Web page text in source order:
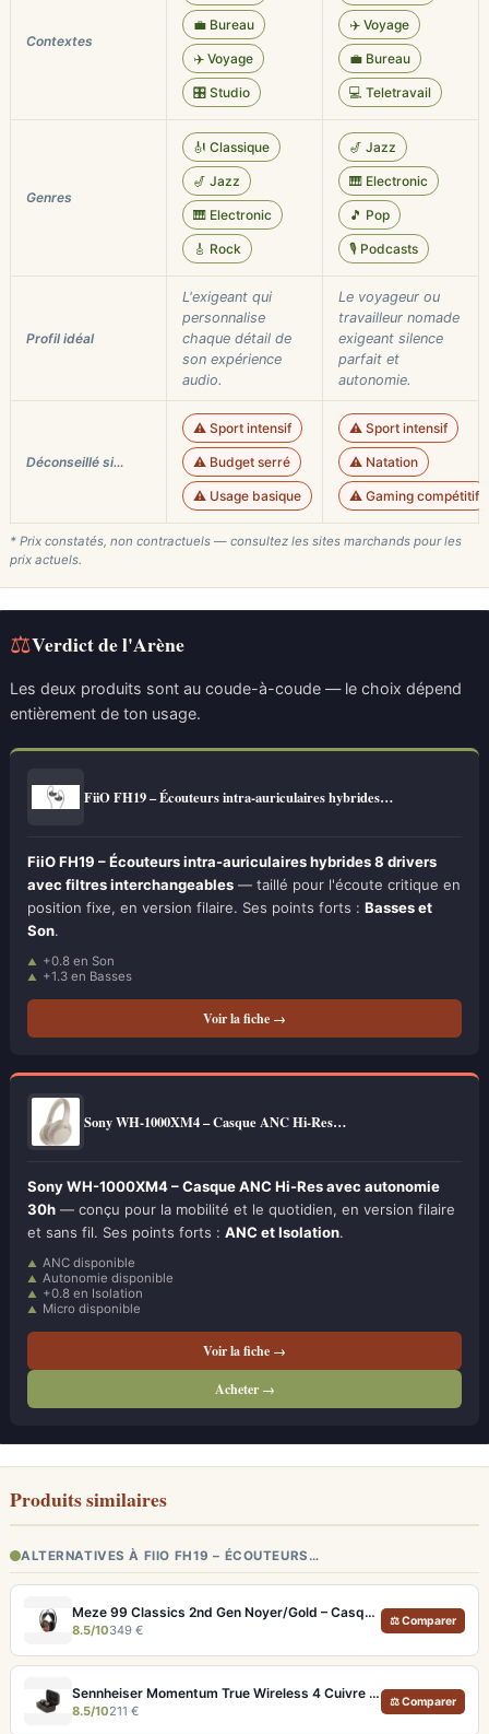
Contextes
💼 Bureau
✈️ Voyage
🎛️ Studio
✈️ Voyage
💼 Bureau
💻 Teletravail
Genres
🎻 Classique
🎷 Jazz
🎹 Electronic
🎸 Rock
🎷 Jazz
🎹 Electronic
🎵 Pop
🎙️ Podcasts
Profil idéal
L'exigeant qui
personnalise
chaque détail de
son expérience
audio.
Le voyageur ou
travailleur nomade
exigeant silence
parfait et
autonomie.
Déconseillé si…
⚠️ Sport intensif
⚠️ Budget serré
⚠️ Usage basique
⚠️ Sport intensif
⚠️ Natation
⚠️ Gaming compétitif
* Prix constatés, non contractuels — consultez les sites marchands pour les
prix actuels.
⚖Verdict de l'Arène
Les deux produits sont au coude-à-coude — le choix dépend
entièrement de ton usage.
FiiO FH19 – Écouteurs intra-auriculaires hybrides…
FiiO FH19 – Écouteurs intra-auriculaires hybrides 8 drivers
avec filtres interchangeables — taillé pour l'écoute critique en
position fixe, en version filaire. Ses points forts : Basses et
Son.
+0.8 en Son
+1.3 en Basses
Voir la fiche →
Sony WH-1000XM4 – Casque ANC Hi-Res…
Sony WH-1000XM4 – Casque ANC Hi-Res avec autonomie
30h — conçu pour la mobilité et le quotidien, en version filaire
et sans fil. Ses points forts : ANC et Isolation.
ANC disponible
Autonomie disponible
+0.8 en Isolation
Micro disponible
Voir la fiche →
Acheter →
Produits similaires
ALTERNATIVES À FIIO FH19 – ÉCOUTEURS…
Meze 99 Classics 2nd Gen Noyer/Gold – Casque Hi-Fi bois artisanal et son balancé
8.5/10349 €
⚖ Comparer
Sennheiser Momentum True Wireless 4 Cuivre – Écouteurs audiophiles aptX Lossless et ANC adaptatif
8.5/10211 €
⚖ Comparer